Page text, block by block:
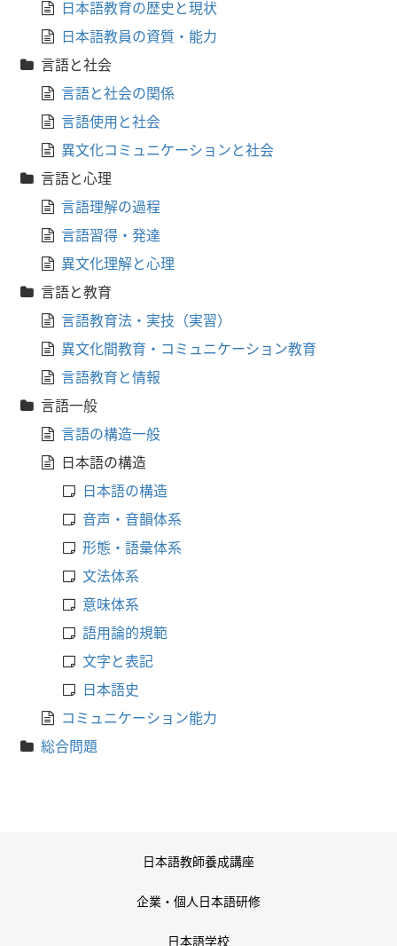
日本語教育の歴史と現状
日本語教員の資質・能力
言語と社会
言語と社会の関係
言語使用と社会
異文化コミュニケーションと社会
言語と心理
言語理解の過程
言語習得・発達
異文化理解と心理
言語と教育
言語教育法・実技（実習）
異文化間教育・コミュニケーション教育
言語教育と情報
言語一般
言語の構造一般
日本語の構造
日本語の構造
音声・音韻体系
形態・語彙体系
文法体系
意味体系
語用論的規範
文字と表記
日本語史
コミュニケーション能力
総合問題
日本語教師養成講座
企業・個人日本語研修
日本語学校